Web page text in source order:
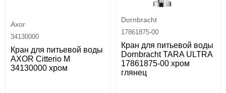
Axor
34130000
Кран для питьевой воды
AXOR Citterio M
34130000 хром
Dornbracht
17861875-00
Кран для питьевой воды
Dornbracht TARA ULTRA
17861875-00 хром
глянец